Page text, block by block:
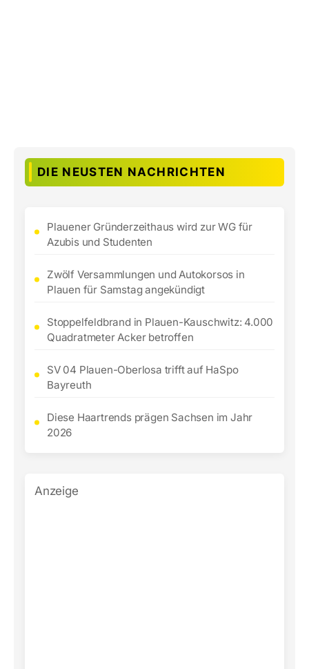
DIE NEUSTEN NACHRICHTEN
Plauener Gründerzeithaus wird zur WG für
Azubis und Studenten
Zwölf Versammlungen und Autokorsos in
Plauen für Samstag angekündigt
Stoppelfeldbrand in Plauen-Kauschwitz: 4.000
Quadratmeter Acker betroffen
SV 04 Plauen-Oberlosa trifft auf HaSpo
Bayreuth
Diese Haartrends prägen Sachsen im Jahr
2026
Anzeige